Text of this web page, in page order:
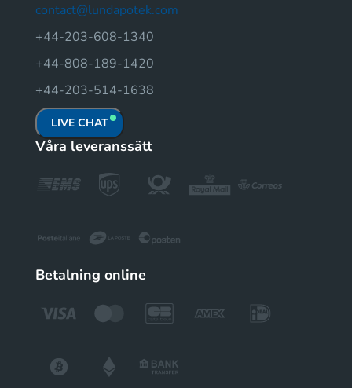
contact@lundapotek.com
+44-203-608-1340
+44-808-189-1420
+44-203-514-1638
LIVE CHAT
Våra leveranssätt
Betalning online